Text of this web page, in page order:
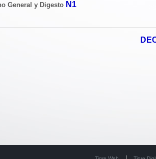
General y Digesto N1